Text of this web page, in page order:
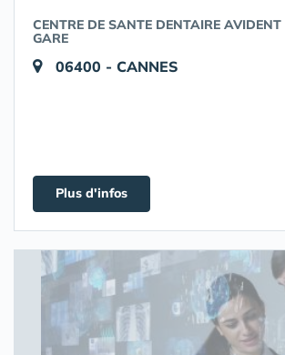
CENTRE DE SANTE DENTAIRE
GARE
06400 - CANNES
Plus d'infos